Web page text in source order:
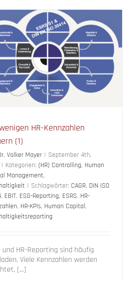
HR-Kennzahlen
(1)
Volker Mayer | September 4th,
| Kategorien: (HR) Controlling, Human
Management,
| Schlagwörter: CAGR, DIN ISO
, EBIT, ESG-Reporting, ESRS, HR-
, HR-KPIs, Human Capital,
und HR-Reporting sind häufig
Viele Kennzahlen werden
[...]
Modulares People-Management-
Produktportfolio
(HR) Controlling Engagement Führung
Transformation Kultur Künstliche Intelligenz
Presse und News
Strategieimplementierung Strategische
Personalplanung